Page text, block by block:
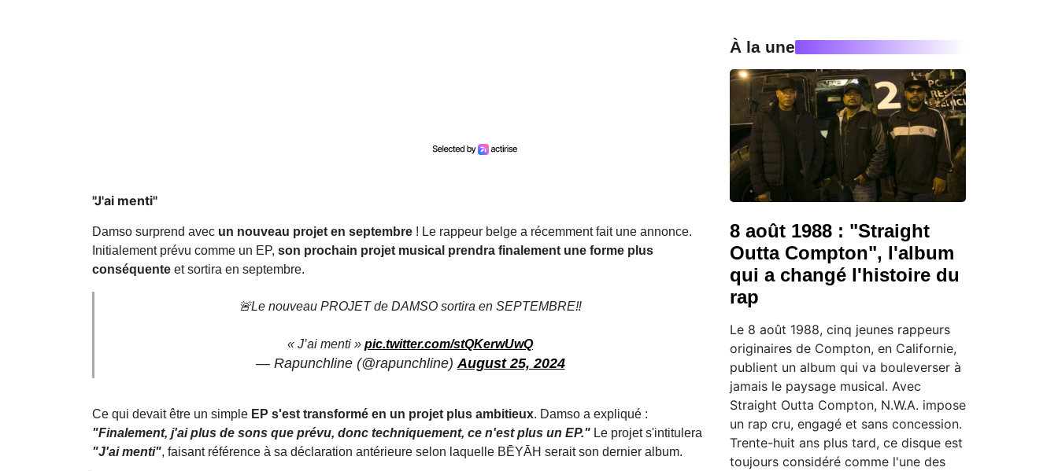
"J'ai menti"
Damso surprend avec un nouveau projet en septembre ! Le rappeur belge a récemment fait une annonce.
Initialement prévu comme un EP, son prochain projet musical prendra finalement une forme plus
conséquente et sortira en septembre.
🚨Le nouveau PROJET de DAMSO sortira en SEPTEMBRE‼️
« J’ai menti » pic.twitter.com/stQKerwUwQ
— Rapunchline (@rapunchline) August 25, 2024
Ce qui devait être un simple EP s'est transformé en un projet plus ambitieux. Damso a expliqué :
"Finalement, j'ai plus de sons que prévu, donc techniquement, ce n'est plus un EP." Le projet s'intitulera
"J'ai menti", faisant référence à sa déclaration antérieure selon laquelle BĒYĀH serait son dernier album.
À la une
8 août 1988 : "Straight
Outta Compton", l'album
qui a changé l'histoire du
rap
Le 8 août 1988, cinq jeunes rappeurs
originaires de Compton, en Californie,
publient un album qui va bouleverser à
jamais le paysage musical. Avec
Straight Outta Compton, N.W.A. impose
un rap cru, engagé et sans concession.
Trente-huit ans plus tard, ce disque est
toujours considéré comme l'une des